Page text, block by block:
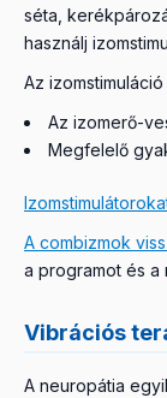
séta,
használj
Az
Az izomerő-
Megfelelő
A combizmok
a programot és
Vibrációs
A neuropátia